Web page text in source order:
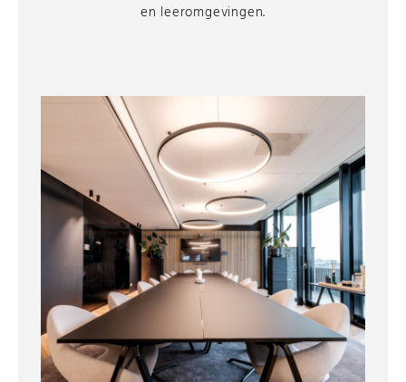
en leeromgevingen.